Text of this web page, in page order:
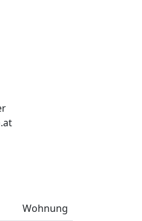
Wohnung